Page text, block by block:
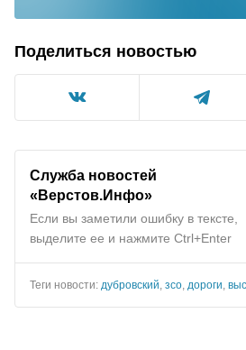
Поделиться новостью
Служба новостей
«Верстов.Инфо»
Если вы заметили ошибку в тексте,
выделите ее и нажмите Ctrl+Enter
Теги новости: дубровский зсо дороги